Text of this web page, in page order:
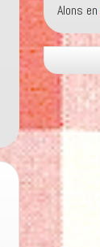
Alons en